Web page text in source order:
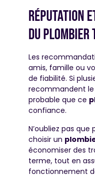
Réputation
du plombier
Les
amis, famille ou
de fiabilité. Si
recommandent le
probable que ce
confiance.
N’oubliez pas
choisir un
économiser des
terme, tout en
fonctionnement